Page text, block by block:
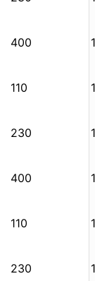
400
110
230
400
110
230